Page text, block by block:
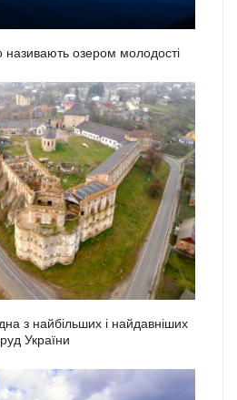
називають озером молодості
з найбільших і найдавніших
України